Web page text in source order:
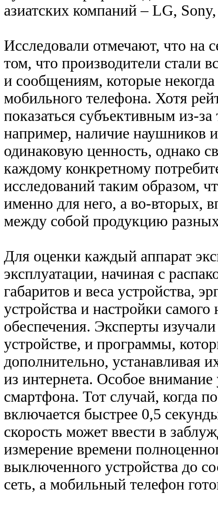
азиатских компаний – LG,
Исследовали отмечают, что на
том, что производители стали
и сообщениям, которые
мобильного телефона. Хотя
показаться субъективным из-
например, наличие наушников
одинаковую ценность, однако
каждому конкретному
исследований таким образом,
именно для него, а во-вторых,
между собой продукцию
Для оценки каждый аппарат
эксплуатации, начиная с
габаритов и веса устройства,
устройства и настройки
обеспечения. Эксперты
устройстве, и программы,
дополнительно, устанавливая
из интернета. Особое
смартфона. Тот случай, когда
включается быстрее 0,5
скорость может ввести в
измерение времени
выключенного устройства до
сеть, а мобильный телефон